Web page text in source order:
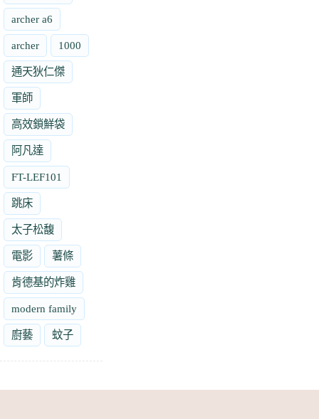
archer a6
archer 1000
通天狄仁傑
軍師
高效鎖鮮袋
阿凡達
FT-LEF101
跳床
太子松馥
電影 薯條
肯德基的炸雞
modern family
廚藝 蚊子